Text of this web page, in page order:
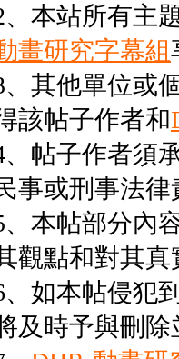
、本站所有主
畫研究字幕組
、其他單位或
該帖子作者和
、帖子作者須
事或刑事法律
、本帖部分內
觀點和對其真
、如本帖侵犯
及時予與刪